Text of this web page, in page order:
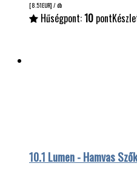
[8.51EUR] / db
Hűségpont:10 pont
10.1 Lumen - Hamvas